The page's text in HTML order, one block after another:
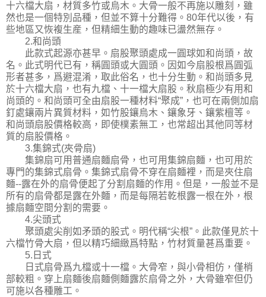
十六檔大扇，材質多竹或烏木。大骨一般不再施以雕刻，雖
然也是一個特別品種，但並不算十分難得。80年代以後，有
些地區又恢複生産，但精細生動的趣味已盪然無存。
2.和尚頭
此款式起源亦甚早。扇股聚頭處成一圓球如和尚頭，故
名。此式明代已有，稱圓頭或大圓頭。因如今扇股根爲圓弧
形者甚多，爲避混淆，取此俗名，也十分生動。和尚頭多見
於十六檔大扇，也有九檔、十一檔大扇股。秋扇極少有用和
尚頭的。和尚頭可全由扇股一種材料“聚成”，也可在兩側加扇
釘處鑲兩片異質材料，如竹股鑲烏木、鑲象牙、鑲紫檀等。
和尚頭扇股價格較高，即使樸素無工，也常超出其他同等材
質的扇股價格。
3.集錦式(夾骨扇)
集錦扇可用普通扇麵扇骨，也可用集錦扇麵，也可用於
專門的集錦式扇骨。集錦式扇骨不穿在扇麵裡，而是夾住扇
麵--露在外的扇骨便起了分割扇麵的作用。但是，一般並不是
所有的扇骨都是露在外麵，而是每隔若乾根露一根在外，根
據扇麵空間分割的需要。
4.尖頭式
聚頭處尖削如矛頭的股式。明代稱“尖根”。此款僅見於十
六檔竹骨大扇，但以精巧細緻爲特點，竹材質量甚爲重要。
5.日式
日式扇骨爲九檔或十一檔。大骨窄，與小骨相仿，僅梢
部較粗。穿上扇麵後扇麵側麵露於扇骨之外，大骨雖窄但仍
可施以各種雕工。